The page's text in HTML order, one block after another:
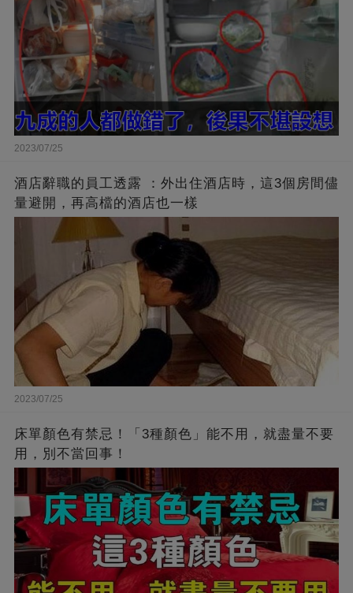
2023/07/25
酒店辭職的員工透露 ：外出住酒店時，這3個房間儘
量避開，再高檔的酒店也一樣
2023/07/25
床單顏色有禁忌！「3種顏色」能不用，就盡量不要
用，別不當回事！